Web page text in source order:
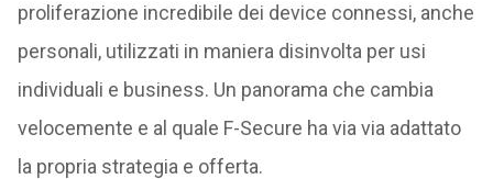
proliferazione incredibile dei device connessi, anche
personali, utilizzati in maniera disinvolta per usi
individuali e business. Un panorama che cambia
velocemente e al quale F-Secure ha via via adattato
la propria strategia e offerta.